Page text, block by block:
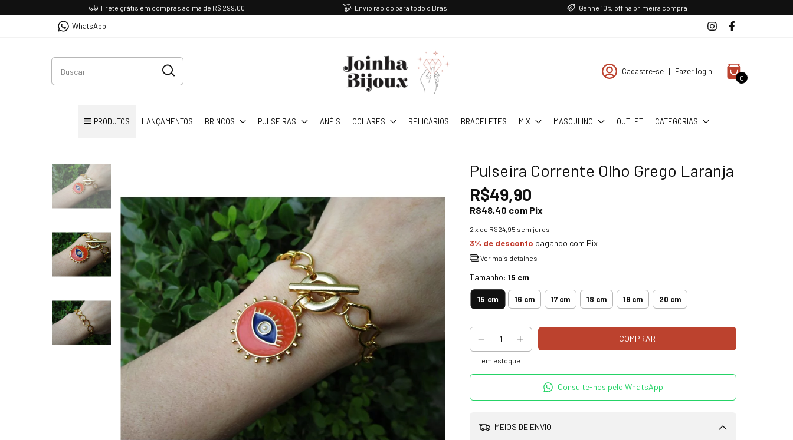
Frete grátis em compras acima de R$ 299,00 Envio rápido para todo o Brasil Ganhe 10% off na primeira compra
WhatsApp
Cadastre-se | Fazer login
0
PRODUTOS LANÇAMENTOS BRINCOS PULSEIRAS ANÉIS COLARES RELICÁRIOS BRACELETES MIX MASCULINO OUTLET CATEGORIAS
Pulseira Corrente Olho Grego Laranja
R$49,90
R$48,40 com Pix
2 x de R$24,95 sem juros
3% de desconto pagando com Pix
Ver mais detalhes
Tamanho: 15 cm
15 cm 16 cm 17 cm 18 cm 19 cm 20 cm
em estoque
Consulte-nos pelo WhatsApp
MEIOS DE ENVIO